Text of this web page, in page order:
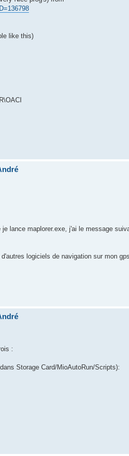
like this)
lance maplorer.exe, j'ai le message
logiciels de navigation sur mon
:
Storage Card/MioAutoRun/Scripts):